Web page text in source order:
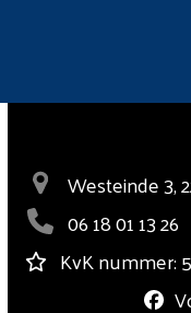
Westeinde 3,
06 18 01 13 26
KvK nummer: